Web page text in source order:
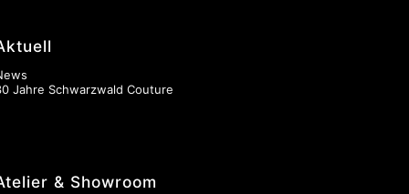
Jahre Schwarzwald Couture
& Showroom